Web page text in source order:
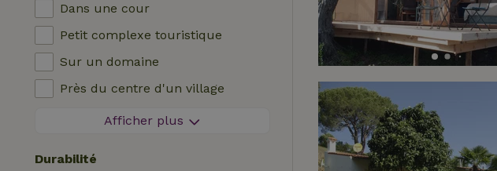
Lit pour enfant
Bain
Villa
Glamping
Cabane en rondins
Logis
Roulotte
Hutte
Dans une cour
Petit complexe touristique
Sur un domaine
Près du centre d'un village
A l'orée d'un village
Afficher plus
Durabilité